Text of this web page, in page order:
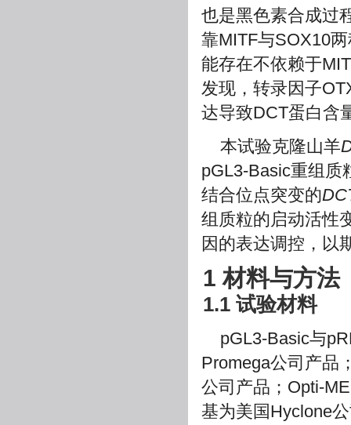
也是黑色素合成过
靠MITF与SOX10
能存在不依赖于
发现，转录因子
达导致DCT蛋白含
本试验克隆山羊
pGL3-Basic重组质
结合位点突变的
组质粒的启动活性
因的表达调控，以
1 材料与方法
1.1 试验材料
pGL3-Basic与
Promega公司产品
公司产品；Opti-
基为美国Hyclone